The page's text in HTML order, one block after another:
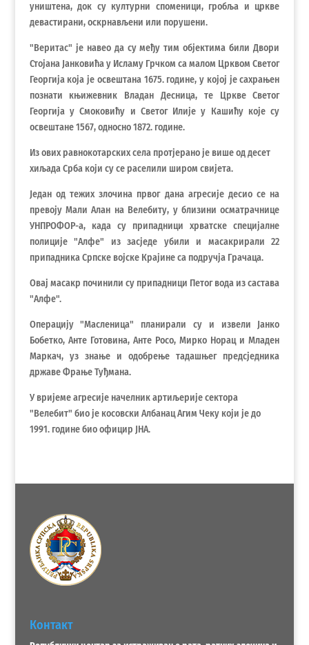
уништена, док су културни споменици, гробља и цркве
девастирани, оскрнављени или порушени.
"Веритас" је навео да су међу тим објектима били Двори
Стојана Јанковића у Исламу Грчком са малом Црквом Светог
Георгија која је освештана 1675. године, у којој је сахрањен
познати књижевник Владан Десница, те Цркве Светог
Георгија у Смоковићу и Светог Илије у Кашићу које су
освештане 1567, односно 1872. године.
Из ових равнокотарских села протјерано је више од десет
хиљада Срба који су се раселили широм свијета.
Један од тежих злочина првог дана агресије десио се на
превоју Мали Алан на Велебиту, у близини осматрачнице
УНПРОФОР-а, када су припадници хрватске специјалне
полиције "Алфе" из засједе убили и масакрирали 22
припадника Српске војске Крајине са подручја Грачаца.
Овај масакр починили су припадници Петог вода из састава
"Алфе".
Операцију "Масленица" планирали су и извели Јанко
Бобетко, Анте Готовина, Анте Росо, Мирко Норац и Младен
Маркач, уз знање и одобрење тадашњег предсједника
државе Фрање Туђмана.
У вријеме агресије начелник артиљерије сектора
"Велебит" био је косовски Албанац Агим Чеку који је до
1991. године био официр ЈНА.
Контакт